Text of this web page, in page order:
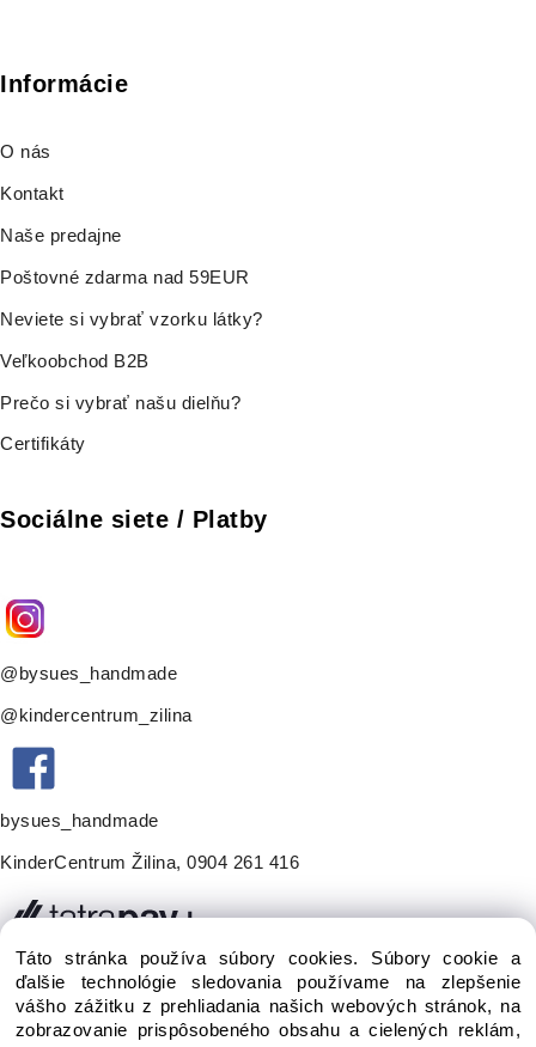
Informácie
O nás
Kontakt
Naše predajne
Poštovné zdarma nad 59EUR
Neviete si vybrať vzorku látky?
Veľkoobchod B2B
Prečo si vybrať našu dielňu?
Certifikáty
Sociálne siete / Platby
@bysues_handmade
@kindercentrum_zilina
bysues_handmade
KinderCentrum Žilina, 0904 261 416
Táto stránka používa súbory cookies. Súbory cookie a
ďalšie technológie sledovania používame na zlepšenie
vášho zážitku z prehliadania našich webových stránok, na
zobrazovanie prispôsobeného obsahu a cielených reklám,